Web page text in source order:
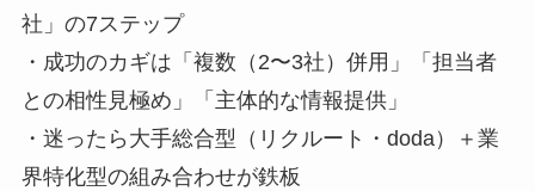
社」の7ステップ
・成功のカギは「複数（2〜3社）併用」「担当者
との相性見極め」「主体的な情報提供」
・迷ったら大手総合型（リクルート・doda）＋業
界特化型の組み合わせが鉄板